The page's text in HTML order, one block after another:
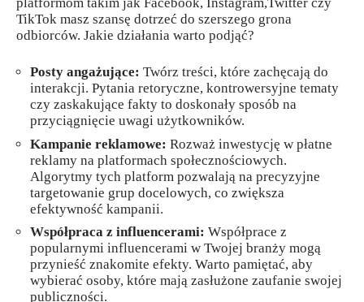
TikTok masz szansę dotrzeć do szerszego grona
odbiorców. Jakie działania warto podjąć?
Posty angażujące: Twórz treści, które zachęcają do
interakcji. Pytania retoryczne, kontrowersyjne tematy
czy zaskakujące fakty to doskonały sposób na
przyciągnięcie uwagi użytkowników.
Kampanie reklamowe: Rozważ inwestycję w płatne
reklamy na platformach społecznościowych.
Algorytmy tych platform pozwalają na precyzyjne
targetowanie grup docelowych, co zwiększa
efektywność kampanii.
Współpraca z influencerami: Współprace z
popularnymi influencerami w Twojej branży mogą
przynieść znakomite efekty. Warto pamiętać, aby
wybierać osoby, które mają zasłużone zaufanie swojej
publiczności.